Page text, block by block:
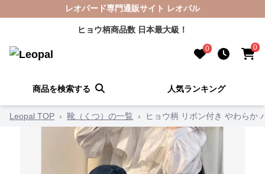
レオパード専門通販サイト レオパル
ヒョウ柄商品数 日本最大級！
0 0
商品を検索する 人気ランキング
Leopal TOP › 靴（くつ）の一覧 › ヒョウ柄 リボン付き やわらか